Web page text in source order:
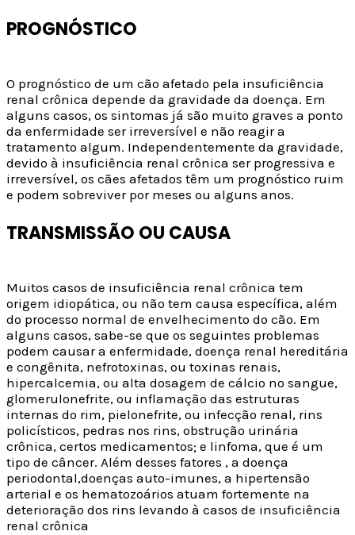
PROGNÓSTICO
O prognóstico de um cão afetado pela insuficiência
renal crônica depende da gravidade da doença. Em
alguns casos, os sintomas já são muito graves a ponto
da enfermidade ser irreversível e não reagir a
tratamento algum. Independentemente da gravidade,
devido à insuficiência renal crônica ser progressiva e
irreversível, os cães afetados têm um prognóstico ruim
e podem sobreviver por meses ou alguns anos.
TRANSMISSÃO OU CAUSA
Muitos casos de insuficiência renal crônica tem
origem idiopática, ou não tem causa específica, além
do processo normal de envelhecimento do cão. Em
alguns casos, sabe-se que os seguintes problemas
podem causar a enfermidade, doença renal hereditária
e congênita, nefrotoxinas, ou toxinas renais,
hipercalcemia, ou alta dosagem de cálcio no sangue,
glomerulonefrite, ou inflamação das estruturas
internas do rim, pielonefrite, ou infecção renal, rins
policísticos, pedras nos rins, obstrução urinária
crônica, certos medicamentos; e linfoma, que é um
tipo de câncer. Além desses fatores , a doença
periodontal,doenças auto-imunes, a hipertensão
arterial e os hematozoários atuam fortemente na
deterioração dos rins levando à casos de insuficiência
renal crônica